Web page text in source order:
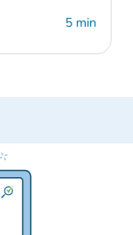
5 min